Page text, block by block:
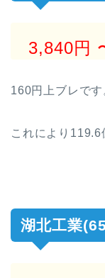
3,840円
160円上ブレです
これにより119.6
湖北工業